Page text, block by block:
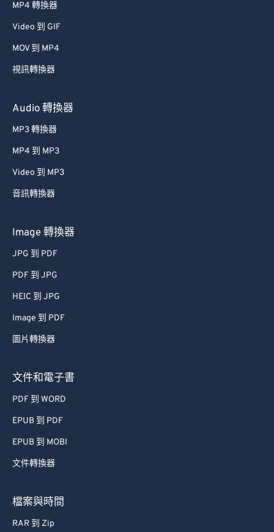
MP4 轉換器
Video 到 GIF
MOV 到 MP4
視訊轉換器
Audio 轉換器
MP3 轉換器
MP4 到 MP3
Video 到 MP3
音訊轉換器
Image 轉換器
JPG 到 PDF
PDF 到 JPG
HEIC 到 JPG
Image 到 PDF
圖片轉換器
文件和電子書
PDF 到 WORD
EPUB 到 PDF
EPUB 到 MOBI
文件轉換器
檔案與時間
RAR 到 Zip